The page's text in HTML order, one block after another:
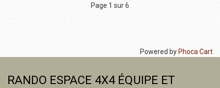
Page 1 sur 6
Powered by Phoca Cart
RANDO ESPACE 4X4 ÉQUIPE ET